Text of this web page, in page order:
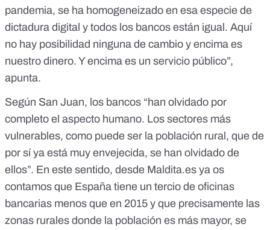
pandemia, se ha homogeneizado en esa especie de
dictadura digital y todos los bancos están igual. Aquí
no hay posibilidad ninguna de cambio y encima es
nuestro dinero. Y encima es un servicio público”,
apunta.
Según San Juan, los bancos “han olvidado por
completo el aspecto humano. Los sectores más
vulnerables, como puede ser la población rural, que de
por sí ya está muy envejecida, se han olvidado de
ellos”. En este sentido, desde Maldita.es ya os
contamos que España tiene un tercio de oficinas
bancarias menos que en 2015 y que precisamente las
zonas rurales donde la población es más mayor, se